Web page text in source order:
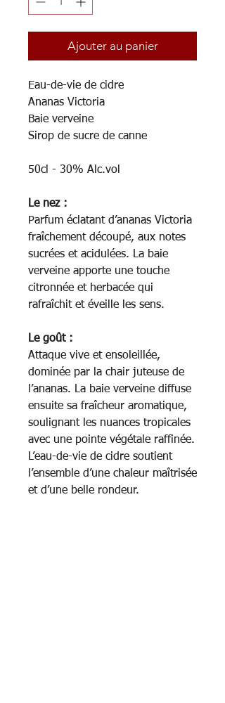
Ajouter au panier
Eau-de-vie de cidre
Ananas Victoria
Baie verveine
Sirop de sucre de canne
50cl - 30% Alc.vol
Le nez :
Parfum éclatant d’ananas Victoria
fraîchement découpé, aux notes
sucrées et acidulées. La baie
verveine apporte une touche
citronnée et herbacée qui
rafraîchit et éveille les sens.
Le goût :
Attaque vive et ensoleillée,
dominée par la chair juteuse de
l’ananas. La baie verveine diffuse
ensuite sa fraîcheur aromatique,
soulignant les nuances tropicales
avec une pointe végétale raffinée.
L’eau-de-vie de cidre soutient
l’ensemble d’une chaleur maîtrisée
et d’une belle rondeur.